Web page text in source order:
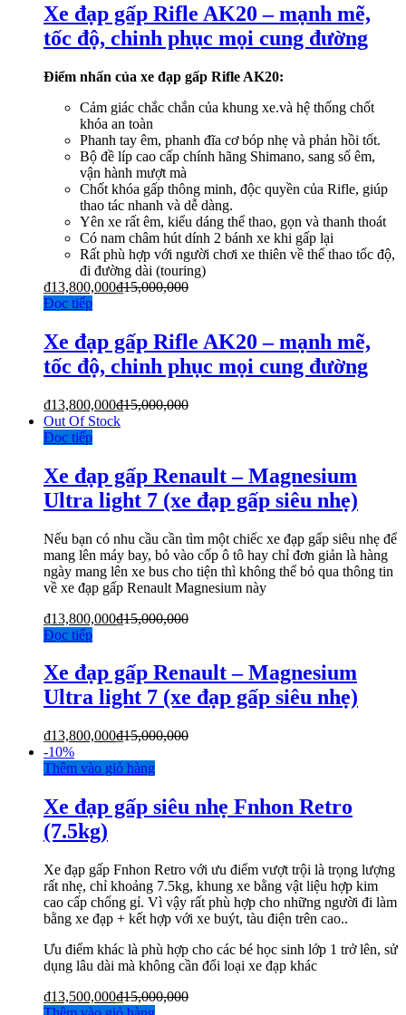
Xe đạp gấp Rifle AK20 – mạnh mẽ,
tốc độ, chinh phục mọi cung đường
Điểm nhấn của xe đạp gấp Rifle AK20:
Cảm giác chắc chắn của khung xe.và hệ thống chốt
khóa an toàn
Phanh tay êm, phanh đĩa cơ bóp nhẹ và phản hồi tốt.
Bộ đề líp cao cấp chính hãng Shimano, sang số êm,
vận hành mượt mà
Chốt khóa gấp thông minh, độc quyền của Rifle, giúp
thao tác nhanh và dễ dàng.
Yên xe rất êm, kiểu dáng thể thao, gọn và thanh thoát
Có nam châm hút dính 2 bánh xe khi gấp lại
Rất phù hợp với người chơi xe thiên về thể thao tốc độ,
đi đường dài (touring)
₫13,800,000₫15,000,000
Đọc tiếp
Xe đạp gấp Rifle AK20 – mạnh mẽ,
tốc độ, chinh phục mọi cung đường
₫13,800,000₫15,000,000
Out Of Stock
Đọc tiếp
Xe đạp gấp Renault – Magnesium
Ultra light 7 (xe đạp gấp siêu nhẹ)
Nếu bạn có nhu cầu cần tìm một chiếc xe đạp gấp siêu nhẹ để
mang lên máy bay, bỏ vào cốp ô tô hay chỉ đơn giản là hàng
ngày mang lên xe bus cho tiện thì không thể bỏ qua thông tin
về xe đạp gấp Renault Magnesium này
₫13,800,000₫15,000,000
Đọc tiếp
Xe đạp gấp Renault – Magnesium
Ultra light 7 (xe đạp gấp siêu nhẹ)
₫13,800,000₫15,000,000
-10%
Thêm vào giỏ hàng
Xe đạp gấp siêu nhẹ Fnhon Retro
(7.5kg)
Xe đạp gấp Fnhon Retro với ưu điểm vượt trội là trọng lượng
rất nhẹ, chỉ khoảng 7.5kg, khung xe bằng vật liệu hợp kim
cao cấp chống gỉ. Vì vậy rất phù hợp cho những người đi làm
bằng xe đạp + kết hợp với xe buýt, tàu điện trên cao..
Ưu điểm khác là phù hợp cho các bé học sinh lớp 1 trở lên, sử
dụng lâu dài mà không cần đổi loại xe đạp khác
₫13,500,000₫15,000,000